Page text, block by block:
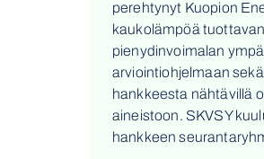
perehtynyt Kuopion
kaukolämpöä tuottavan
pienydinvoimalan
arviointiohjelmaan
hankkeesta nähtävillä
aineistoon. SKVSY
hankkeen